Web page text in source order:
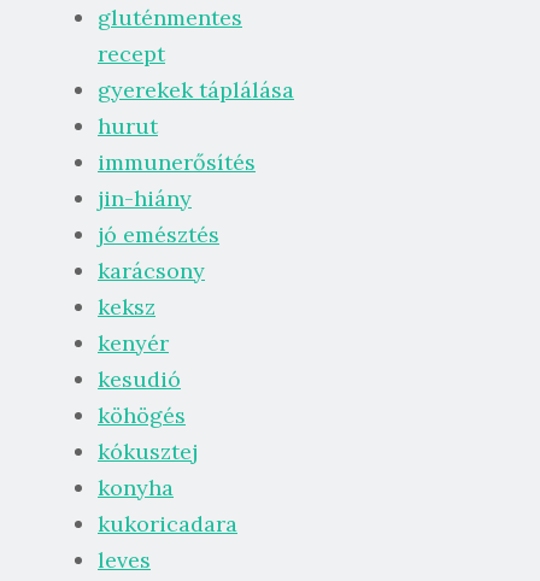
gluténmentes
recept
gyerekek táplálása
hurut
immunerősítés
jin-hiány
jó emésztés
karácsony
keksz
kenyér
kesudió
köhögés
kókusztej
konyha
kukoricadara
leves